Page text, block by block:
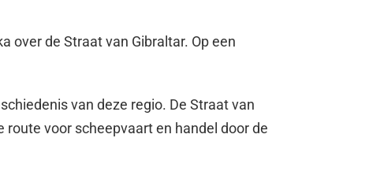
over de Straat van Gibraltar. Op een
van deze regio. De Straat van
voor scheepvaart en handel door de